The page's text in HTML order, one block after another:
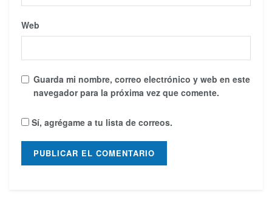
Web
Guarda mi nombre, correo electrónico y web en este
navegador para la próxima vez que comente.
Sí, agrégame a tu lista de correos.